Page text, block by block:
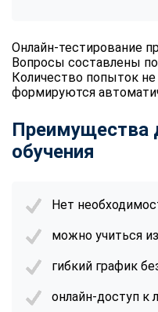
Онлайн-тестирование
Вопросы составлены
Количество попыток не
формируются
Преимущества
обучения
Нет
можно учиться
гибкий график
онлайн-доступ к